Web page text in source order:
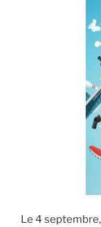
Le 4